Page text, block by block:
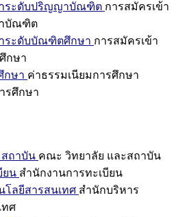
าระดับปริญญาบัณฑิต การสมัครเข้า
บัณฑิต
ระดับบัณฑิตศึกษา การสมัครเข้า
กษา
กษา ค่าธรรมเนียมการศึกษา
รศึกษา
ถาบัน คณะ วิทยาลัย และสถาบัน
ยน สำนักงานการทะเบียน
โลยีสารสนเทศ สำนักบริหาร
ทศ